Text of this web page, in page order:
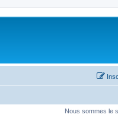
Nous sommes le